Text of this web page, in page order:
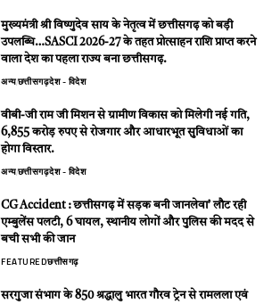
मुख्यमंत्री श्री विष्णुदेव साय के नेतृत्व में छत्तीसगढ़ को बड़ी
उपलब्धि…SASCI 2026-27 के तहत प्रोत्साहन राशि प्राप्त करने
वाला देश का पहला राज्य बना छत्तीसगढ़.
अन्यछत्तीसगढ़देश - विदेश
वीबी-जी राम जी मिशन से ग्रामीण विकास को मिलेगी नई गति,
6,855 करोड़ रुपए से रोजगार और आधारभूत सुविधाओं का
होगा विस्तार.
अन्यछत्तीसगढ़देश - विदेश
CG Accident : छत्तीसगढ़ में सड़क बनी जानलेवा’ लौट रही
एम्बुलेंस पलटी, 6 घायल, स्थानीय लोगों और पुलिस की मदद से
बची सभी की जान
FEATUREDछत्तीसगढ़
सरगुजा संभाग के 850 श्रद्धालु भारत गौरव ट्रेन से रामलला एवं